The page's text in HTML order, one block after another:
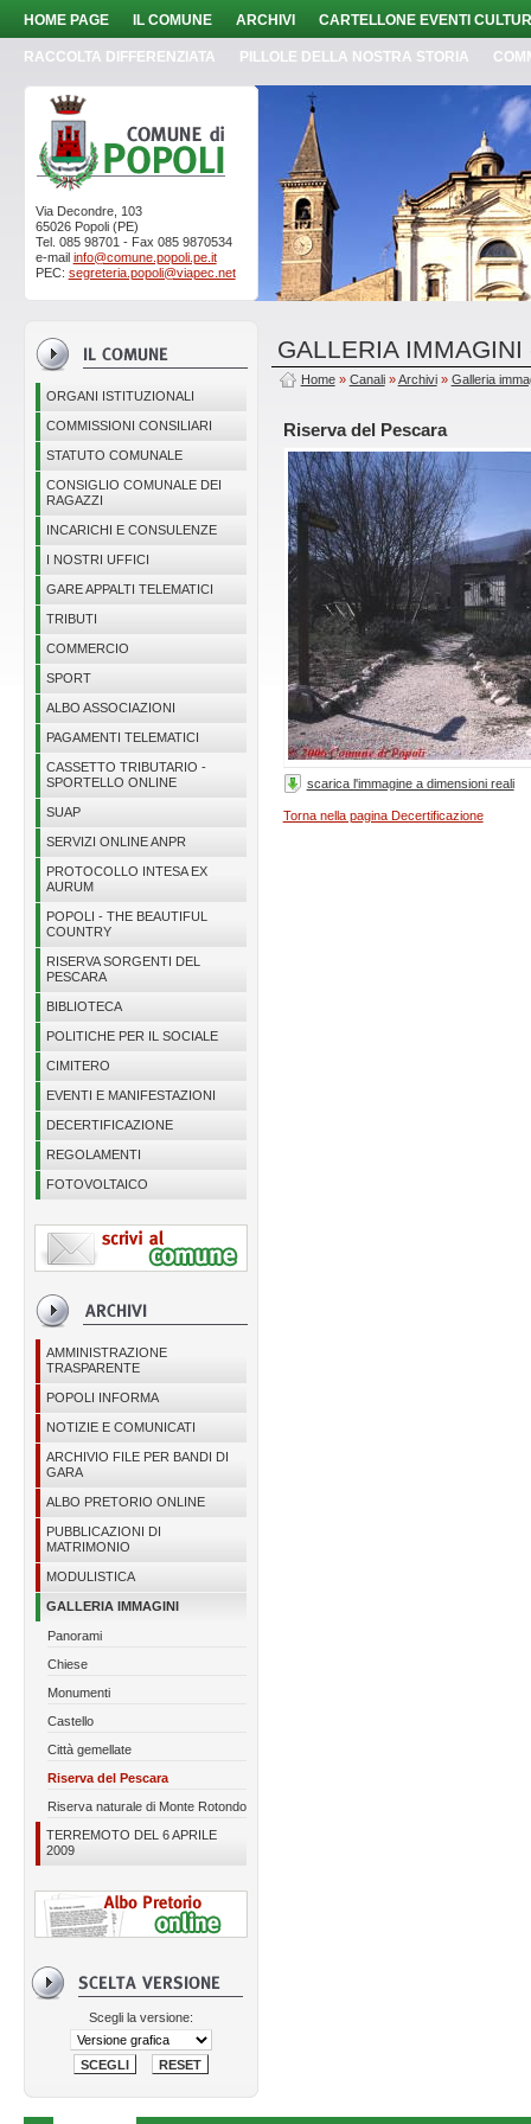
HOME PAGE IL COMUNE ARCHIVI CARTELLONE EVENTI
RACCOLTA DIFFERENZIATA PILLOLE DELLA NOSTRA STORIA
Via Decondre, 103
65026 Popoli (PE)
Tel. 085 98701 - Fax 085 9870534
e-mail info@comune.popoli.pe.it
PEC: segreteria.popoli@viapec.net
ORGANI ISTITUZIONALI
COMMISSIONI CONSILIARI
STATUTO COMUNALE
CONSIGLIO COMUNALE DEI
RAGAZZI
INCARICHI E CONSULENZE
I NOSTRI UFFICI
GARE APPALTI TELEMATICI
TRIBUTI
COMMERCIO
SPORT
ALBO ASSOCIAZIONI
PAGAMENTI TELEMATICI
CASSETTO TRIBUTARIO -
SPORTELLO ONLINE
SUAP
SERVIZI ONLINE ANPR
PROTOCOLLO INTESA EX
AURUM
POPOLI - THE BEAUTIFUL
COUNTRY
RISERVA SORGENTI DEL
PESCARA
BIBLIOTECA
POLITICHE PER IL SOCIALE
CIMITERO
EVENTI E MANIFESTAZIONI
DECERTIFICAZIONE
REGOLAMENTI
FOTOVOLTAICO
AMMINISTRAZIONE
TRASPARENTE
POPOLI INFORMA
NOTIZIE E COMUNICATI
ARCHIVIO FILE PER BANDI DI
GARA
ALBO PRETORIO ONLINE
PUBBLICAZIONI DI
MATRIMONIO
MODULISTICA
GALLERIA IMMAGINI
Panorami
Chiese
Monumenti
Castello
Città gemellate
Riserva del Pescara
Riserva naturale di Monte Rotondo
TERREMOTO DEL 6 APRILE
2009
Scegli la versione:
GALLERIA
Home» Canali»Archivi» Galleria
Riserva del Pescara
scarica l'immagine a dimensioni reali
Torna nella pagina Decertificazione